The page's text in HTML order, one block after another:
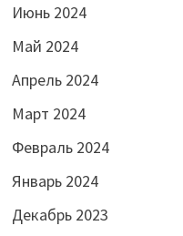
Июнь 2024
Май 2024
Апрель 2024
Март 2024
Февраль 2024
Январь 2024
Декабрь 2023